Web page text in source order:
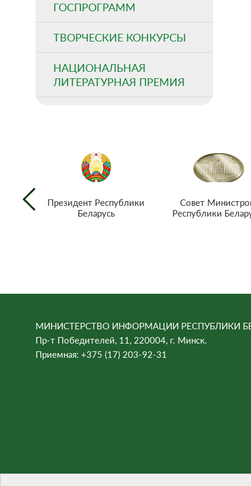
ГОСПРОГРАММ
ТВОРЧЕСКИЕ КОНКУРСЫ
НАЦИОНАЛЬНАЯ
ЛИТЕРАТУРНАЯ ПРЕМИЯ
Президент Республики
Беларусь
Совет
Республики
МИНИСТЕРСТВО ИНФОРМАЦИИ РЕСПУБЛИКИ
Пр-т Победителей, 11, 220004, г. Минск.
Приемная: +375 (17) 203-92-31
При цитировании материалов ссылка на сайт